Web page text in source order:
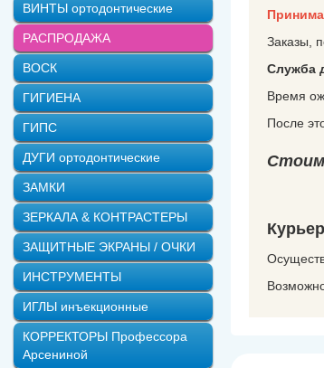
Заказы,
Служба
Время
После
ВИНТЫ ортодонтические
РАСПРОДАЖА
ВОСК
ГИГИЕНА
ГИПС
ДУГИ ортодонтические
ЗАМКИ
ЗЕРКАЛА & КОНТРАСТЕРЫ
ЗАЩИТНЫЕ ЭКРАНЫ / ОЧКИ
ИНСТРУМЕНТЫ
ИГЛЫ инъекционные
КОРРЕКТОРЫ Профессора
Арсениной